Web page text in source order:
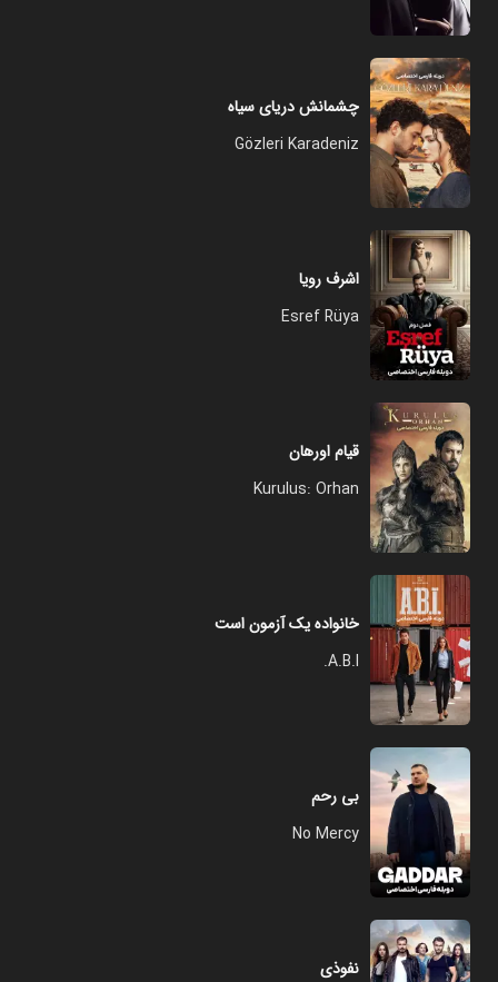
چشمانش دریای سیاه
Gözleri Karadeniz
اشرف رویا
Esref Rüya
قیام اورهان
Kurulus: Orhan
خانواده یک آزمون است
A.B.I.
بی رحم
No Mercy
نفوذی